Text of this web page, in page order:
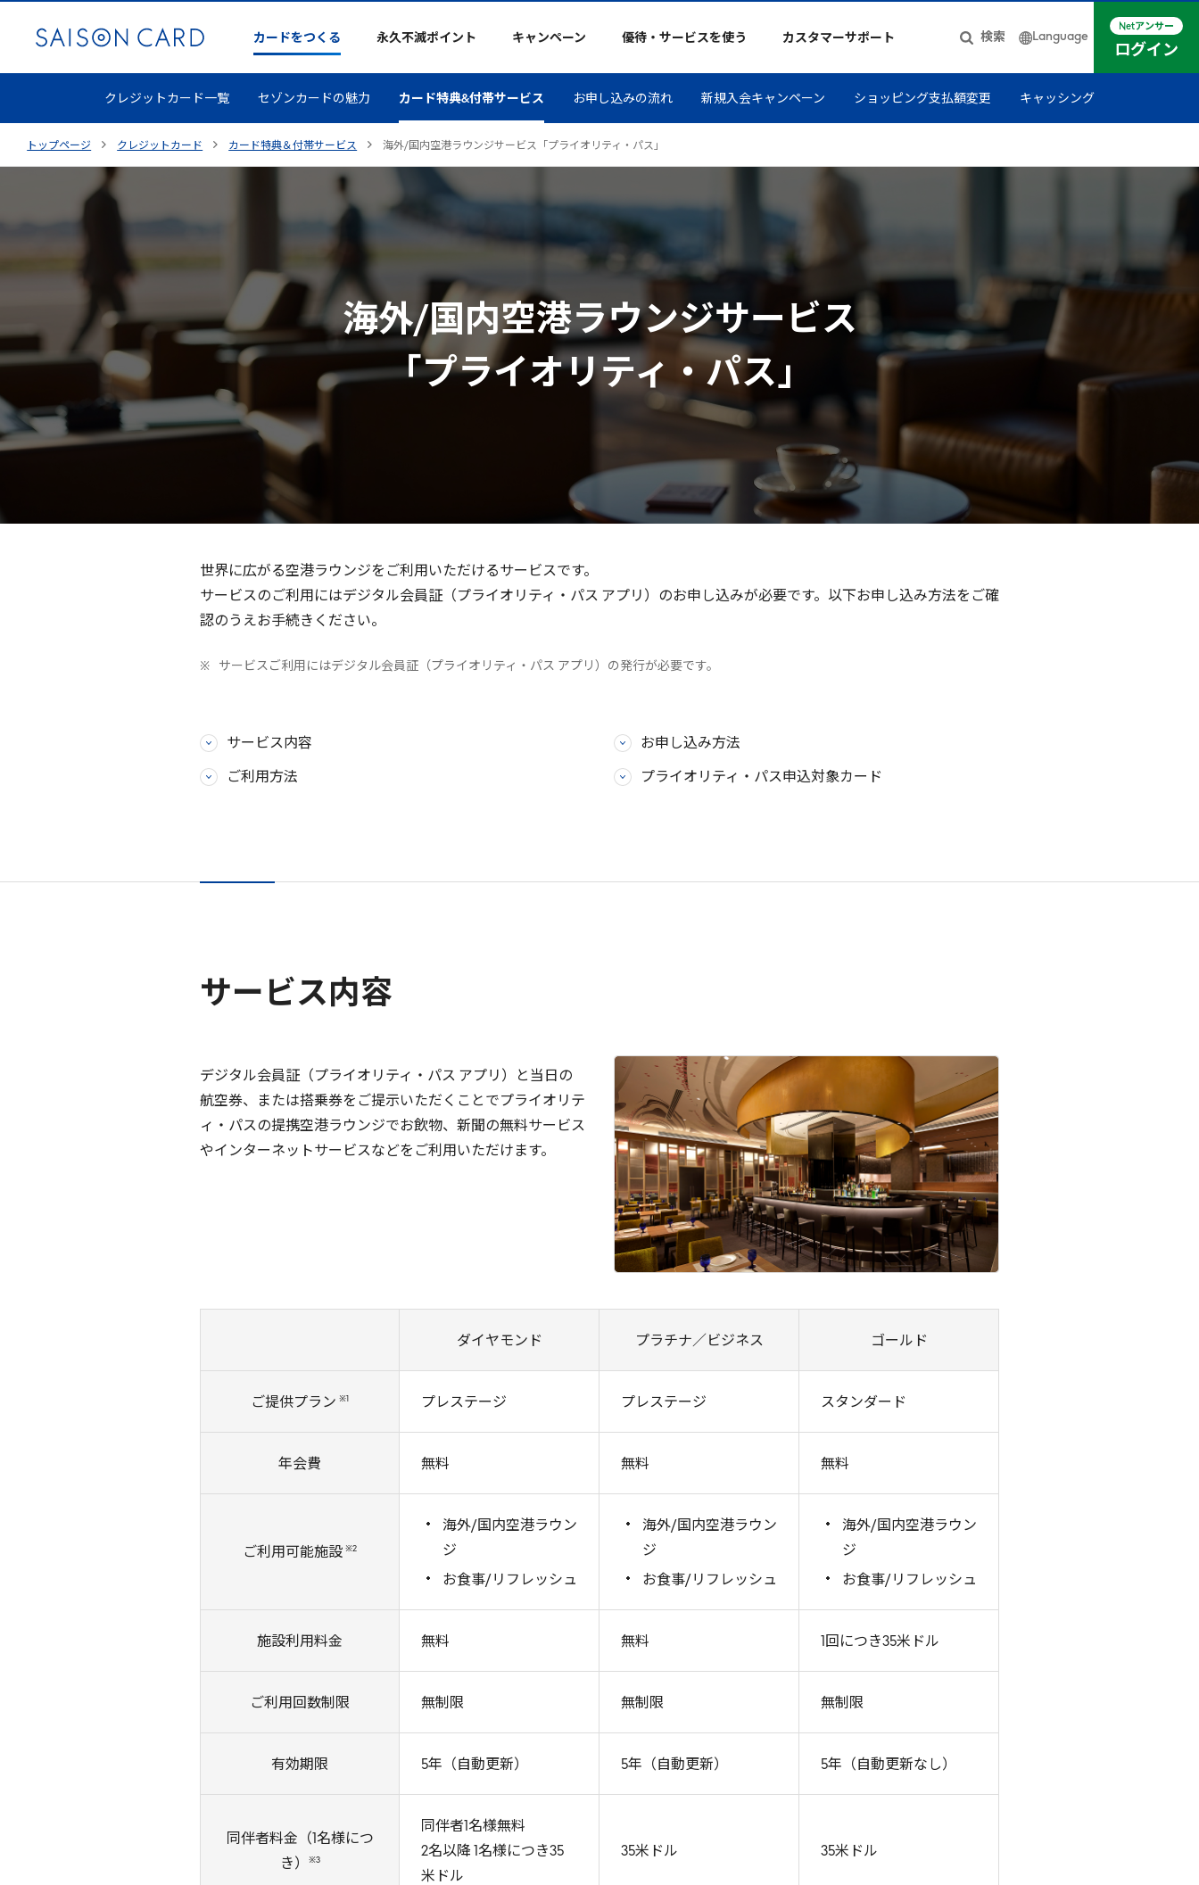
カードをつくる 永久不滅ポイント キャンペーン 優待・サービスを使う カスタマーサポート 検索 Language
Netアンサー
ログイン
クレジットカード一覧 セゾンカードの魅力 カード特典&付帯サービス お申し込みの流れ 新規入会キャンペーン ショッピング支払額変更 キャッシング
トップページ クレジットカード カード特典＆付帯サービス 海外/国内空港ラウンジサービス「プライオリティ・パス」
海外/国内空港ラウンジサービス
「プライオリティ・パス」
世界に広がる空港ラウンジをご利用いただけるサービスです。
サービスのご利用にはデジタル会員証（プライオリティ・パス アプリ）のお申し込みが必要です。以下お申し込み方法をご確
認のうえお手続きください。
サービスご利用にはデジタル会員証（プライオリティ・パス アプリ）の発行が必要です。
サービス内容 お申し込み方法
ご利用方法 プライオリティ・パス申込対象カード
サービス内容
デジタル会員証（プライオリティ・パス アプリ）と当日の
航空券、または搭乗券をご提示いただくことでプライオリテ
ィ・パスの提携空港ラウンジでお飲物、新聞の無料サービス
やインターネットサービスなどをご利用いただけます。
ダイヤモンド プラチナ／ビジネス ゴールド
ご提供プラン ※1 プレステージ プレステージ スタンダード
年会費 無料 無料 無料
ご利用可能施設 ※2
海外/国内空港ラウン
ジ
お食事/リフレッシュ
海外/国内空港ラウン
ジ
お食事/リフレッシュ
海外/国内空港ラウン
ジ
お食事/リフレッシュ
施設利用料金 無料 無料 1回につき35米ドル
ご利用回数制限 無制限 無制限 無制限
有効期限 5年（自動更新） 5年（自動更新） 5年（自動更新なし）
同伴者料金（1名様につ
き）
※3
同伴者1名様無料
2名以降 1名様につき35
米ドル
35米ドル 35米ドル